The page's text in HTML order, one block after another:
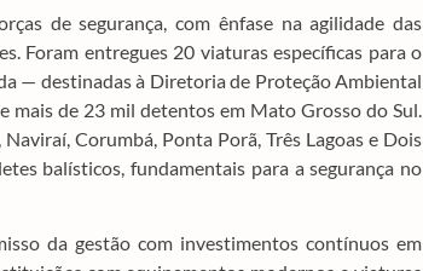
de segurança, com ênfase na agilidade das
Foram entregues 20 viaturas específicas para o
— destinadas à Diretoria de Proteção Ambiental
mais de 23 mil detentos em Mato Grosso do Sul.
Corumbá, Ponta Porã, Três Lagoas e Dois
balísticos, fundamentais para a segurança no
da gestão com investimentos contínuos em